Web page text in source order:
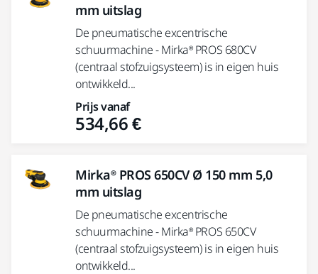
mm uitslag
De pneumatische excentrische
schuurmachine - Mirka® PROS 680CV
(centraal stofzuigsysteem) is in eigen huis
ontwikkeld...
Prijs vanaf
534,66 €
Mirka® PROS 650CV Ø 150 mm 5,0
mm uitslag
De pneumatische excentrische
schuurmachine - Mirka® PROS 650CV
(centraal stofzuigsysteem) is in eigen huis
ontwikkeld...